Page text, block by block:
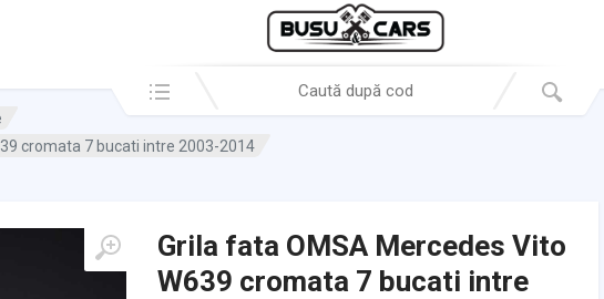
cromata 7 bucati intre 2003-2014
Grila fata OMSA Mercedes Vito
W639 cromata 7 bucati intre